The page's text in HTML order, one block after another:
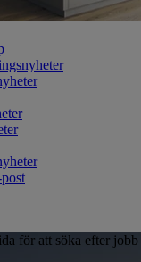
för att söka efter